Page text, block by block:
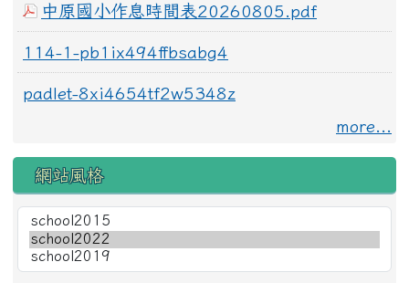
中原國小作息時間表20260805.pdf
114-1-pb1ix494ffbsabg4
padlet-8xi4654tf2w5348z
more...
網站風格